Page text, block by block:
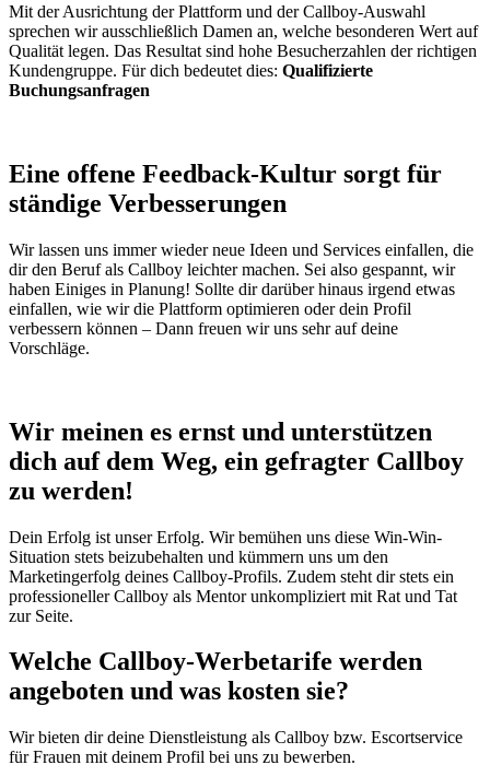
Mit der Ausrichtung der Plattform und der Callboy-Auswahl
sprechen wir ausschließlich Damen an, welche besonderen Wert auf
Qualität legen. Das Resultat sind hohe Besucherzahlen der richtigen
Kundengruppe. Für dich bedeutet dies: Qualifizierte
Buchungsanfragen
Eine offene Feedback-Kultur sorgt für
ständige Verbesserungen
Wir lassen uns immer wieder neue Ideen und Services einfallen, die
dir den Beruf als Callboy leichter machen. Sei also gespannt, wir
haben Einiges in Planung! Sollte dir darüber hinaus irgend etwas
einfallen, wie wir die Plattform optimieren oder dein Profil
verbessern können – Dann freuen wir uns sehr auf deine
Vorschläge.
Wir meinen es ernst und unterstützen
dich auf dem Weg, ein gefragter Callboy
zu werden!
Dein Erfolg ist unser Erfolg. Wir bemühen uns diese Win-Win-
Situation stets beizubehalten und kümmern uns um den
Marketingerfolg deines Callboy-Profils. Zudem steht dir stets ein
professioneller Callboy als Mentor unkompliziert mit Rat und Tat
zur Seite.
Welche Callboy-Werbetarife werden
angeboten und was kosten sie?
Wir bieten dir deine Dienstleistung als Callboy bzw. Escortservice
für Frauen mit deinem Profil bei uns zu bewerben.